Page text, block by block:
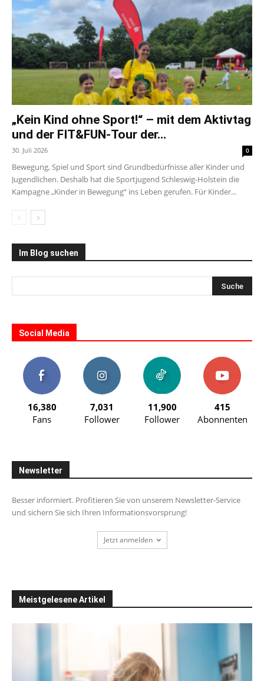
„Kein Kind ohne Sport!“ – mit dem Aktivtag
und der FIT&FUN-Tour der...
30. Juli 2026 0
Bewegung, Spiel und Sport sind Grundbedürfnisse aller Kinder und
Jugendlichen. Deshalb hat die Sportjugend Schleswig-Holstein die
Kampagne „Kinder in Bewegung“ ins Leben gerufen. Für Kinder...
Im Blog suchen
Social Media
16,380
Fans
7,031
Follower
11,900
Follower
415
Abonnenten
Newsletter
Besser informiert. Profitieren Sie von unserem Newsletter-Service
und sichern Sie sich Ihren Informationsvorsprung!
Jetzt anmelden
Meistgelesene Artikel